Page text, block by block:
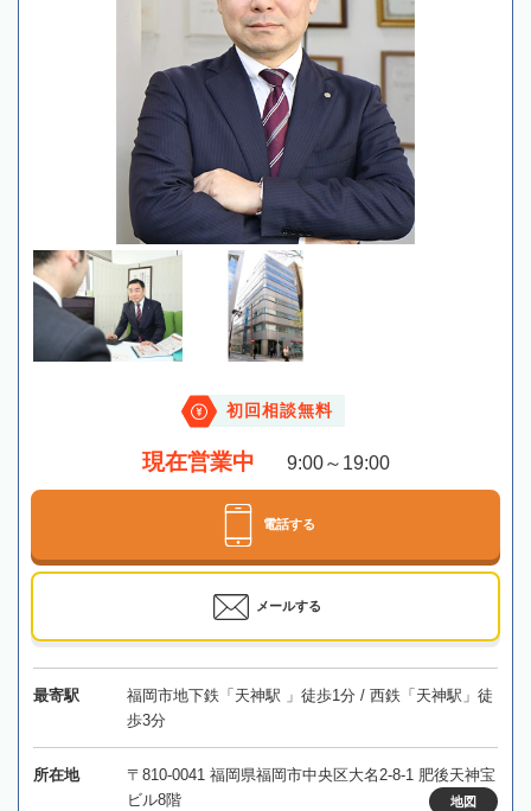
初回相談無料
現在営業中 9:00～19:00
電話する
メールする
最寄駅
福岡市地下鉄「天神駅 」徒歩1分 / 西鉄「天神駅」徒
歩3分
所在地
〒810-0041 福岡県福岡市中央区大名2-8-1 肥後天神宝
ビル8階
地図